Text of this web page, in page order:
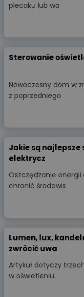
plecaku lub wa
Sterowanie
Nowoczesny dom w
z poprzedniego
Jakie są najlepsze
elektrycz
Oszczędzanie
chronić środowis
Lumen, lux,
zwrócić uwa
Artykuł dotyczy
w oświetleniu: